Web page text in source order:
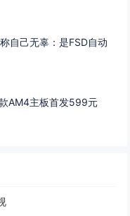
自己无辜：是FSD自动
AM4主板首发599元